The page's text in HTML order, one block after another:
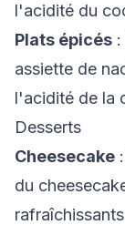
l'acidité du
Plats épicés
assiette de
l'acidité de la
Desserts
Cheesecake
du